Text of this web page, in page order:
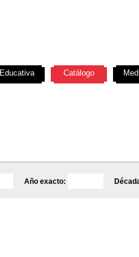
Año exacto:
Educativa Catálogo